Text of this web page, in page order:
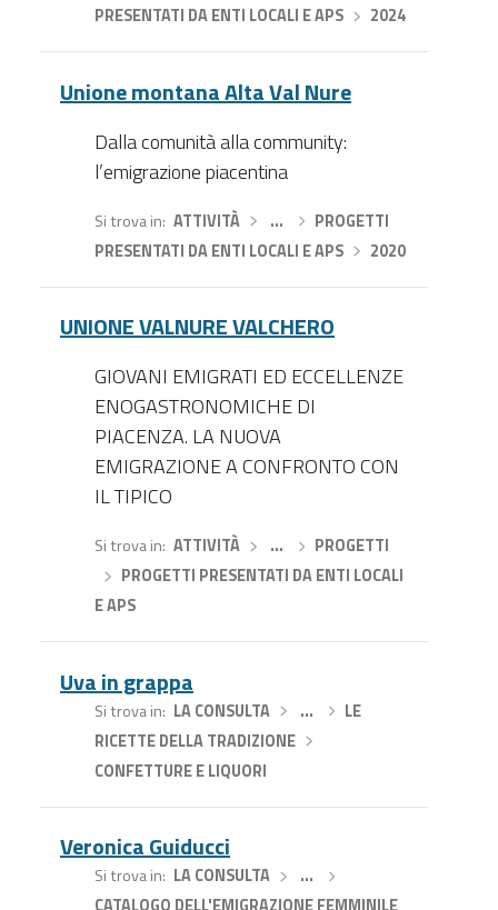
PRESENTATI DA ENTI LOCALI E APS› 2024
Unione montana Alta Val Nure
Dalla comunità alla community:
l’emigrazione piacentina
Si trova in ATTIVITÀ› …
PROGETTI
PRESENTATI DA ENTI LOCALI E APS› 2020
UNIONE VALNURE VALCHERO
GIOVANI EMIGRATI ED ECCELLENZE
ENOGASTRONOMICHE DI
PIACENZA. LA NUOVA
EMIGRAZIONE A CONFRONTO CON
IL TIPICO
Si trova in ATTIVITÀ› …
PROGETTI
PROGETTI PRESENTATI DA ENTI LOCALI
E APS
Uva in grappa
Si trova in LA CONSULTA› …
LE
RICETTE DELLA TRADIZIONE›
CONFETTURE E LIQUORI
Veronica Guiducci
Si trova in LA CONSULTA› …